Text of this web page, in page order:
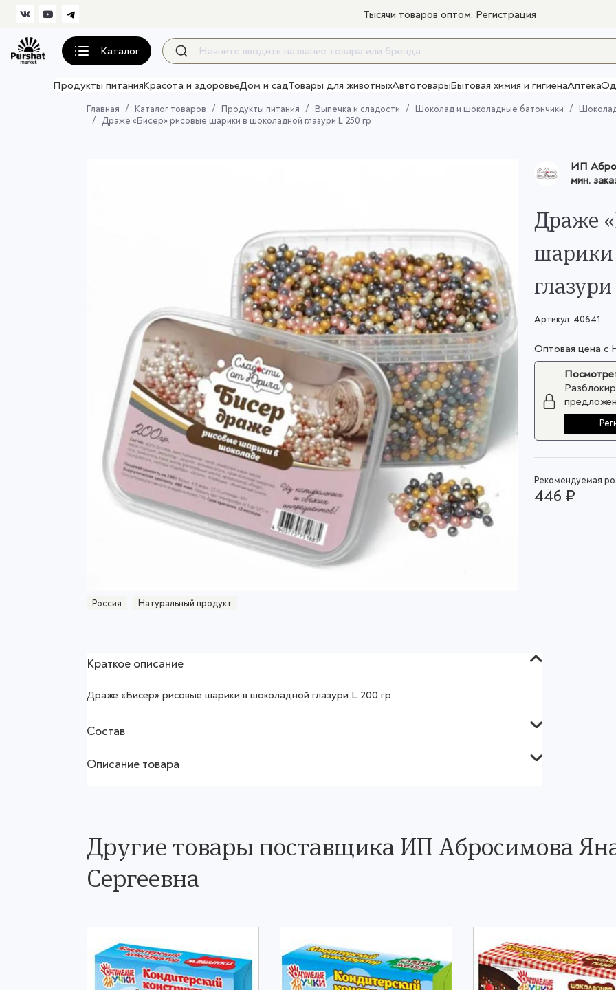
Тысячи товаров оптом. Регистрация
Каталог
Продукты питанияКрасота и здоровьеДом и садТовары для животныхАвтотоварыБытовая химия и гигиенаАптека
Главная Каталог товаров Продукты питания Выпечка и сладости Шоколад и шоколадные батончики
Драже «Бисер» рисовые шарики в шоколадной глазури L 250 гр
Россия Натуральный продукт
ИП
мин.
Драже
шарики
Артикул: 40641
Оптовая цена с
Рекомендуемая
446 ₽
Краткое описание
Драже «Бисер» рисовые шарики в шоколадной глазури L 200 гр
Состав
Описание товара
Другие товары поставщика ИП Абросимова
Сергеевна